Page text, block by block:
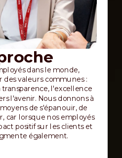
dans le monde,
des valeurs communes :
transparence, l'excellence
l'avenir. Nous donnons à
de s'épanouir, de
car lorsque nos employés
positif sur les clients et
également.